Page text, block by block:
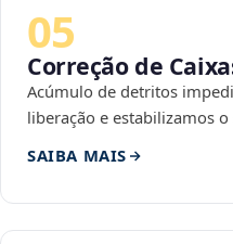
05
Correção de
Acúmulo de detritos
liberação e estabilizamos o
SAIBA MAIS